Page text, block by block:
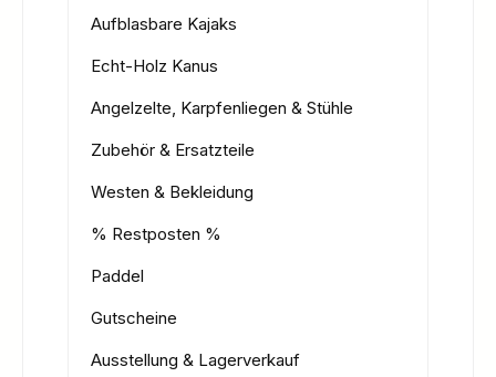
Aufblasbare Kajaks
Echt-Holz Kanus
Angelzelte, Karpfenliegen & Stühle
Zubehör & Ersatzteile
Westen & Bekleidung
% Restposten %
Paddel
Gutscheine
Ausstellung & Lagerverkauf